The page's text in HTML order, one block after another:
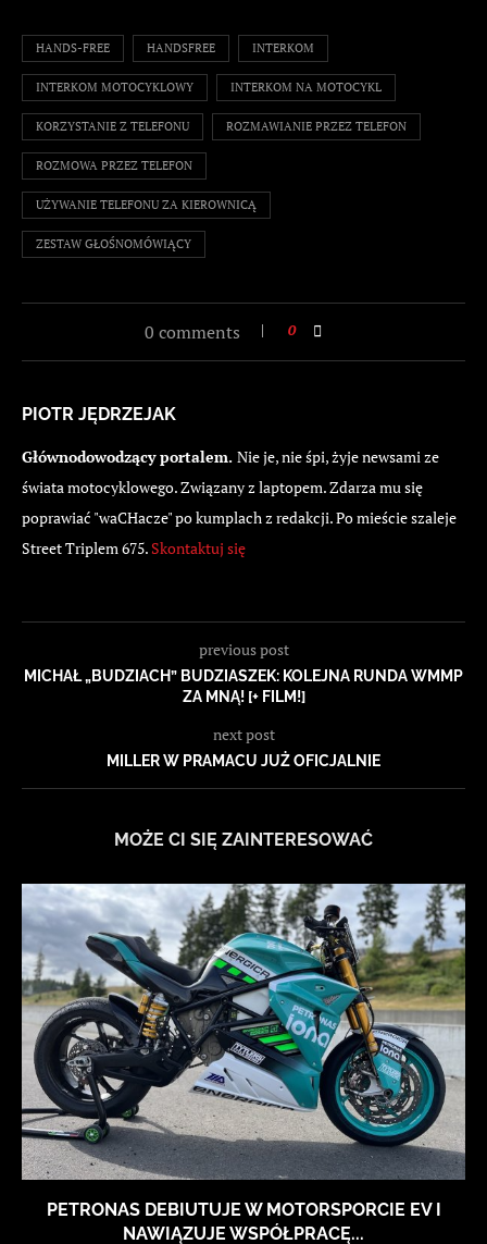
HANDS-FREE HANDSFREE INTERKOM
INTERKOM MOTOCYKLOWY INTERKOM NA MOTOCYKL
KORZYSTANIE Z TELEFONU ROZMAWIANIE PRZEZ TELEFON
ROZMOWA PRZEZ TELEFON
UŻYWANIE TELEFONU ZA KIEROWNICĄ
ZESTAW GŁOŚNOMÓWIĄCY
0 comments 0
PIOTR JĘDRZEJAK
Głównodowodzący portalem. Nie je, nie śpi, żyje newsami ze
świata motocyklowego. Związany z laptopem. Zdarza mu się
poprawiać "waCHacze" po kumplach z redakcji. Po mieście szaleje
Street Triplem 675. Skontaktuj się
previous post
MICHAŁ „BUDZIACH” BUDZIASZEK: KOLEJNA RUNDA WMMP
ZA MNĄ! [+ FILM!]
next post
MILLER W PRAMACU JUŻ OFICJALNIE
MOŻE CI SIĘ ZAINTERESOWAĆ
PETRONAS DEBIUTUJE W MOTORSPORCIE EV I
NAWIĄZUJE WSPÓŁPRACĘ...